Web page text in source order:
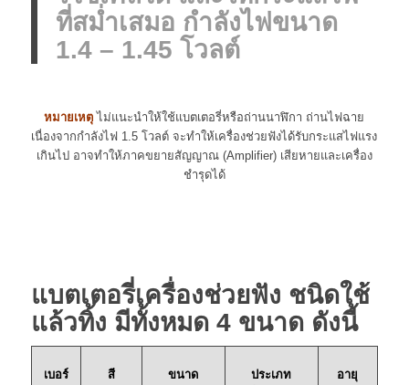
ที่สม่ำเสมอ กำลังไฟขนาด
1.4 – 1.45 โวลต์
หมายเหตุ ไม่แนะนำให้ใช้แบตเตอรี่หรือถ่านนาฬิกา ถ่านไฟฉาย
เนื่องจากกำลังไฟ 1.5 โวลต์ จะทำให้เครื่องช่วยฟังได้รับกระแสไฟแรง
เกินไป อาจทำให้ภาคขยายสัญญาณ (Amplifier) เสียหายและเครื่อง
ชำรุดได้
แบตเตอรี่เครื่องช่วยฟัง ชนิดใช้
แล้วทิ้ง มีทั้งหมด 4 ขนาด ดังนี้
เบอร์ สี
ขนาด
ประเภท
อายุ